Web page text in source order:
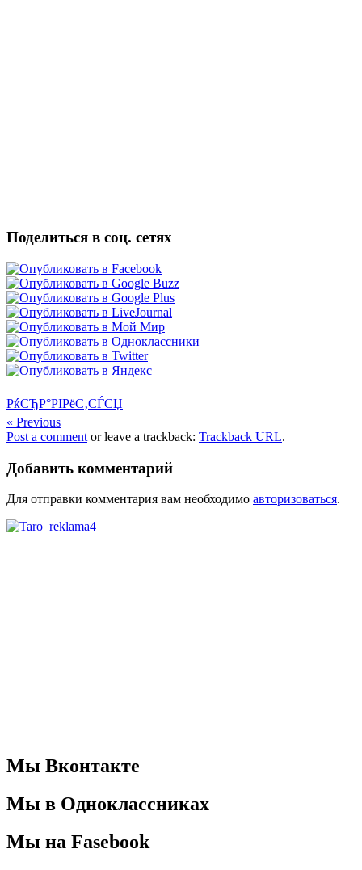
Поделиться в соц. сетях
РќСЂР°РІРёС‚СЃСЏ
« Previous
Post a comment or leave a trackback: Trackback URL.
Добавить комментарий
Для отправки комментария вам необходимо авторизоваться.
Мы Вконтакте
Мы в Одноклассниках
Мы на Fasebook